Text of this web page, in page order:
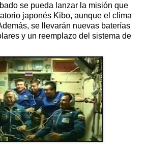
se pueda lanzar la misión que
japonés Kibo, aunque el clima
se llevarán nuevas baterías
y un reemplazo del sistema de